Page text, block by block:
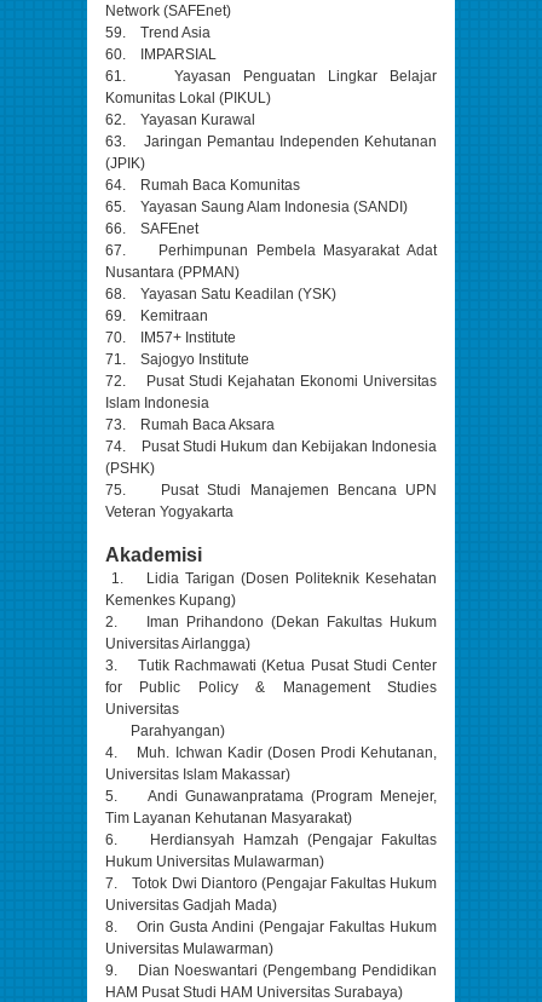
Network (SAFEnet)
59. Trend Asia
60. IMPARSIAL
61. Yayasan Penguatan Lingkar Belajar
Komunitas Lokal (PIKUL)
62. Yayasan Kurawal
63. Jaringan Pemantau Independen Kehutanan
(JPIK)
64. Rumah Baca Komunitas
65. Yayasan Saung Alam Indonesia (SANDI)
66. SAFEnet
67. Perhimpunan Pembela Masyarakat Adat
Nusantara (PPMAN)
68. Yayasan Satu Keadilan (YSK)
69. Kemitraan
70. IM57+ Institute
71. Sajogyo Institute
72. Pusat Studi Kejahatan Ekonomi Universitas
Islam Indonesia
73. Rumah Baca Aksara
74. Pusat Studi Hukum dan Kebijakan Indonesia
(PSHK)
75. Pusat Studi Manajemen Bencana UPN
Veteran Yogyakarta
Akademisi
1. Lidia Tarigan (Dosen Politeknik Kesehatan
Kemenkes Kupang)
2. Iman Prihandono (Dekan Fakultas Hukum
Universitas Airlangga)
3. Tutik Rachmawati (Ketua Pusat Studi Center
for Public Policy & Management Studies
Universitas
Parahyangan)
4. Muh. Ichwan Kadir (Dosen Prodi Kehutanan,
Universitas Islam Makassar)
5. ⁠Andi Gunawanpratama (Program Menejer,
Tim Layanan Kehutanan Masyarakat)
6. Herdiansyah Hamzah (Pengajar Fakultas
Hukum Universitas Mulawarman)
7. Totok Dwi Diantoro (Pengajar Fakultas Hukum
Universitas Gadjah Mada)
8. Orin Gusta Andini (Pengajar Fakultas Hukum
Universitas Mulawarman)
9. Dian Noeswantari (Pengembang Pendidikan
HAM Pusat Studi HAM Universitas Surabaya)